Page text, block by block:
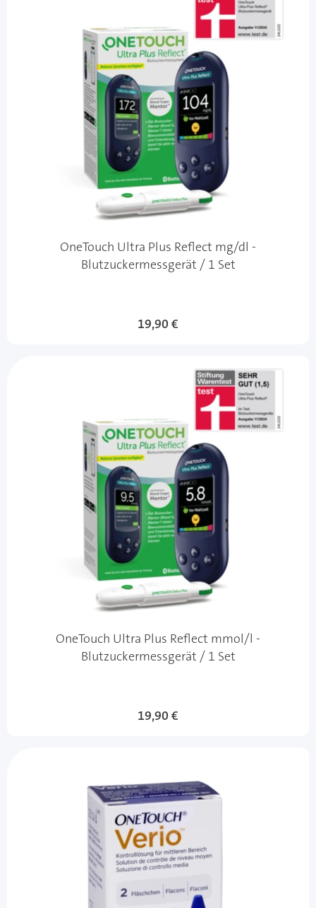
OneTouch Ultra Plus Reflect mg/dl -
Blutzuckermessgerät / 1 Set
19,90 €
OneTouch Ultra Plus Reflect mmol/l -
Blutzuckermessgerät / 1 Set
19,90 €